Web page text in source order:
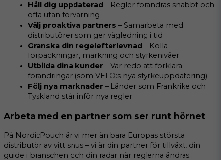
Håll dig uppdaterad – Regler förändras snabbt och
ofta utan förvarning
Välj proaktiva partners – Samarbeta med
distributörer som ger vägledning i tid
Granska din regelefterlevnad – Kolla
förpackningar, märkning och styrkenivåer
Utbilda dina kunder – Var redo att förklara
förändringar (som VELO:s nya styrkeuppdatering)
Följ nya marknader – Länder som Frankrike och
Tyskland står inför nya regler
Arbeta med en partner som ser runt hörnet
På NordicPouch är vi mer än bara Europas största
distributör av vitt snus – vi är din partner för tillväxt, din
guide i branschen och din radar när reglerna ändras.